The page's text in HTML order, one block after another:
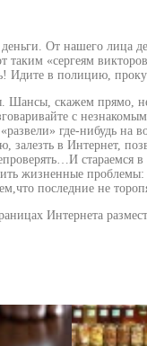
деньги. От нашего
«сергеям
Идите в полицию,
Шансы, скажем
с
где-нибудь
в Интернет,
стараемся в
жизненные
последние не
Интернета